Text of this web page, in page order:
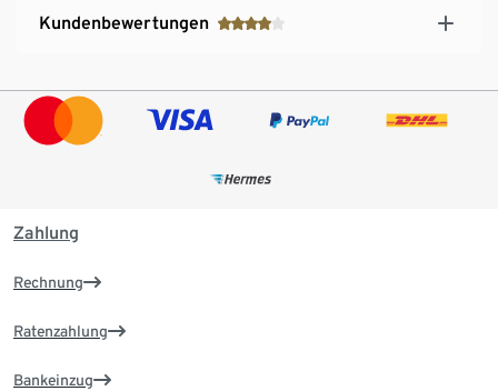
Kundenbewertungen
Zahlung
Rechnung
Ratenzahlung
Bankeinzug